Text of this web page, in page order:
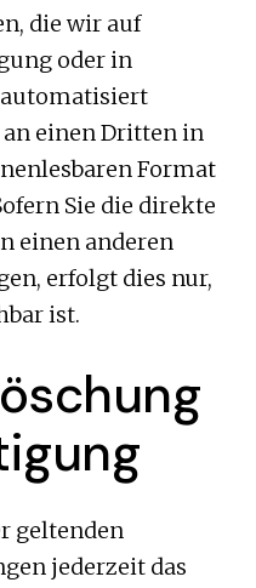
die wir auf
oder in
einen Dritten in
Format
Sie die direkte
einen anderen
erfolgt dies nur,
ist.
geltenden
jederzeit das